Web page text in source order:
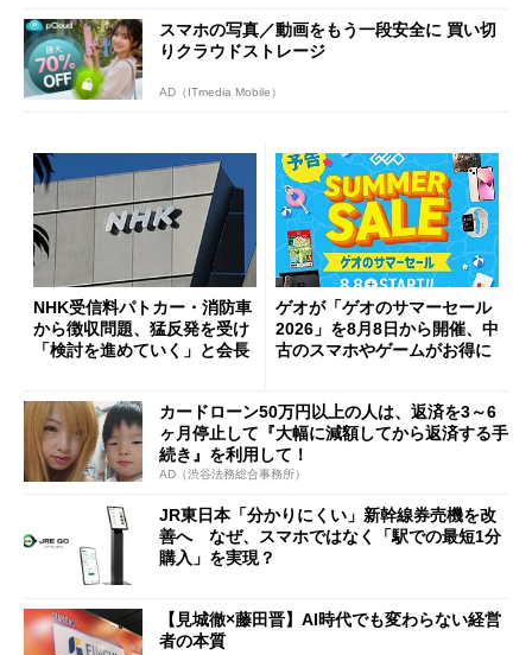
スマホの写真／動画をもう一段安全に 買い切
りクラウドストレージ
AD（ITmedia Mobile）
NHK受信料パトカー・消防車
から徴収問題、猛反発を受け
「検討を進めていく」と会長
ゲオが「ゲオのサマーセール
2026」を8月8日から開催、中
古のスマホやゲームがお得に
カードローン50万円以上の人は、返済を3～6
ヶ月停止して『大幅に減額してから返済する手
続き』を利用して！
AD（渋谷法務総合事務所）
JR東日本「分かりにくい」新幹線券売機を改
善へ なぜ、スマホではなく「駅での最短1分
購入」を実現？
【見城徹×藤田晋】AI時代でも変わらない経営
者の本質